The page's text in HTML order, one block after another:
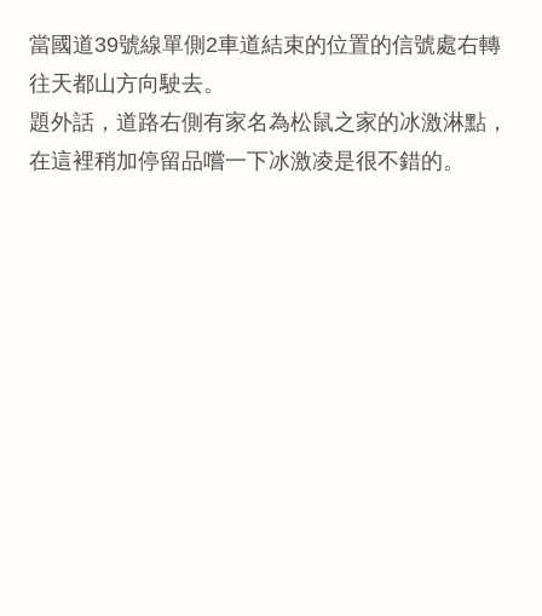
當國道39號線單側2車道結束的位置的信號處右轉
往天都山方向駛去。
題外話，道路右側有家名為松鼠之家的冰激淋點，
在這裡稍加停留品嚐一下冰激凌是很不錯的。